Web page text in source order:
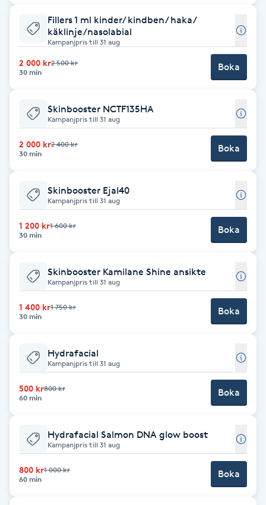
Hårborttagning
Hårbottenbehandling
Hårvård
Hälsa
Idrottsmassage
IPL hårborttagning
IR-massage
Japansk massage
Katun fransar
Kemisk peeling
Fillers 1 ml kinder/ kindben/ haka/
käklinje/nasolabial
Kampanjpris till 31 aug
2 000 kr2 500 kr
30 min
Boka
Skinbooster NCTF135HA
Kampanjpris till 31 aug
2 000 kr2 400 kr
30 min
Boka
Skinbooster Ejal40
Kampanjpris till 31 aug
1 200 kr1 600 kr
30 min
Boka
Skinbooster Kamilane Shine ansikte
Kampanjpris till 31 aug
1 400 kr1 750 kr
30 min
Boka
Hydrafacial
Kampanjpris till 31 aug
500 kr800 kr
60 min
Boka
Hydrafacial Salmon DNA glow boost
Kampanjpris till 31 aug
800 kr1 000 kr
60 min
Boka